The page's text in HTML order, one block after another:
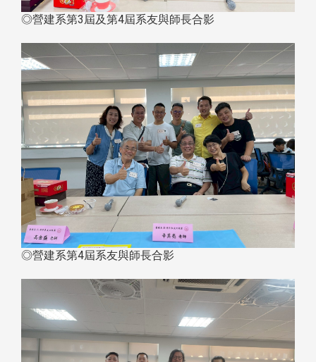
◎營建系第3屆及第4屆系友與師長合影
◎營建系第4屆系友與師長合影